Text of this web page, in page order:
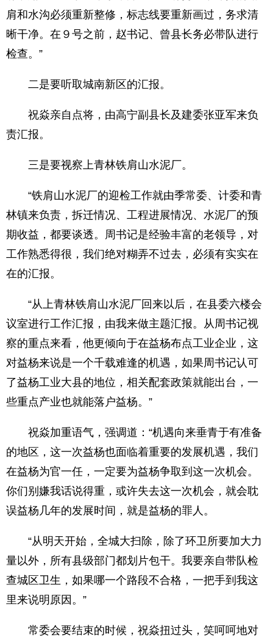
肩和水沟必须重新整修，标志线要重新画过，务求清
晰干净。在９号之前，赵书记、曾县长务必带队进行
检查。”
二是要听取城南新区的汇报。
祝焱亲自点将，由高宁副县长及建委张亚军来负
责汇报。
三是要视察上青林铁肩山水泥厂。
“铁肩山水泥厂的迎检工作就由季常委、计委和青
林镇来负责，拆迁情况、工程进展情况、水泥厂的预
期收益，都要谈透。周书记是经验丰富的老领导，对
工作熟悉得很，我们绝对糊弄不过去，必须有实实在
在的汇报。
“从上青林铁肩山水泥厂回来以后，在县委六楼会
议室进行工作汇报，由我来做主题汇报。从周书记视
察的重点来看，他更倾向于在益杨布点工业企业，这
对益杨来说是一个千载难逢的机遇，如果周书记认可
了益杨工业大县的地位，相关配套政策就能出台，一
些重点产业也就能落户益杨。”
祝焱加重语气，强调道：“机遇向来垂青于有准备
的地区，这一次益杨也面临着重要的发展机遇，我们
在益杨为官一任，一定要为益杨争取到这一次机会。
你们别嫌我话说得重，或许失去这一次机会，就会耽
误益杨几年的发展时间，就是益杨的罪人。
“从明天开始，全城大扫除，除了环卫所要加大力
量以外，所有县级部门都划片包干。我要亲自带队检
查城区卫生，如果哪一个路段不合格，一把手到我这
里来说明原因。”
常委会要结束的时候，祝焱扭过头，笑呵呵地对